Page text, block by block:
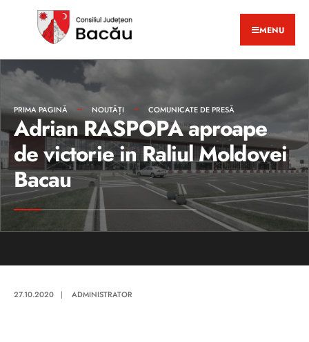
MENU
PRIMA PAGINĂ NOUTĂȚI COMUNICATE DE PRESĂ
Adrian RASPOPA aproape
de victorie in Raliul Moldovei
Bacau
27.10.2020 | ADMINISTRATOR